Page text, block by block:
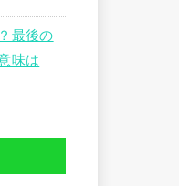
最後の
味は